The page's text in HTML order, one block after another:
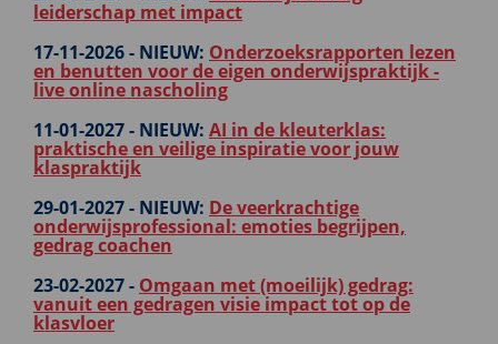
leiderschap met impact
17-11-2026 - NIEUW: Onderzoeksrapporten lezen
en benutten voor de eigen onderwijspraktijk -
live online nascholing
11-01-2027 - NIEUW: AI in de kleuterklas:
praktische en veilige inspiratie voor jouw
klaspraktijk
29-01-2027 - NIEUW: De veerkrachtige
onderwijsprofessional: emoties begrijpen,
gedrag coachen
23-02-2027 - Omgaan met (moeilijk) gedrag:
vanuit een gedragen visie impact tot op de
klasvloer